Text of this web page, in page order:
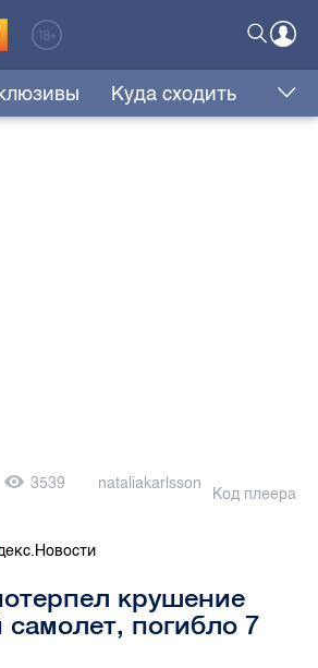
Куда сходить
3539 nataliakarlsson
Код плеера
крушение
самолет, погибло 7